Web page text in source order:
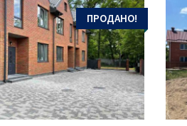
ПРОДАНО!